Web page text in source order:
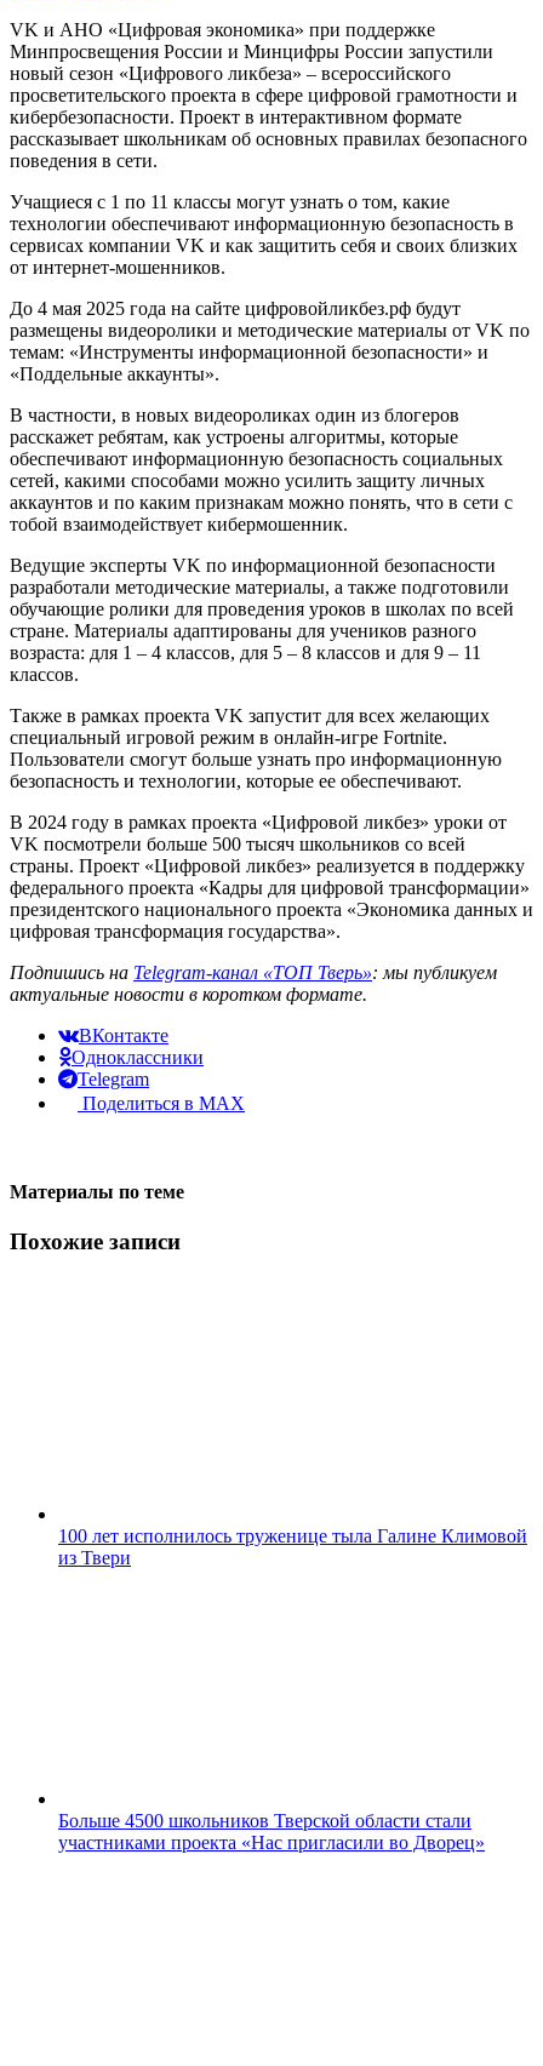
VK и АНО «Цифровая экономика» при поддержке
Минпросвещения России и Минцифры России запустили
новый сезон «Цифрового ликбеза» – всероссийского
просветительского проекта в сфере цифровой грамотности и
кибербезопасности. Проект в интерактивном формате
рассказывает школьникам об основных правилах безопасного
поведения в сети.
Учащиеся с 1 по 11 классы могут узнать о том, какие
технологии обеспечивают информационную безопасность в
сервисах компании VK и как защитить себя и своих близких
от интернет-мошенников.
До 4 мая 2025 года на сайте цифровойликбез.рф будут
размещены видеоролики и методические материалы от VK по
темам: «Инструменты информационной безопасности» и
«Поддельные аккаунты».
В частности, в новых видеороликах один из блогеров
расскажет ребятам, как устроены алгоритмы, которые
обеспечивают информационную безопасность социальных
сетей, какими способами можно усилить защиту личных
аккаунтов и по каким признакам можно понять, что в сети с
тобой взаимодействует кибермошенник.
Ведущие эксперты VK по информационной безопасности
разработали методические материалы, а также подготовили
обучающие ролики для проведения уроков в школах по всей
стране. Материалы адаптированы для учеников разного
возраста: для 1 – 4 классов, для 5 – 8 классов и для 9 – 11
классов.
Также в рамках проекта VK запустит для всех желающих
специальный игровой режим в онлайн-игре Fortnite.
Пользователи смогут больше узнать про информационную
безопасность и технологии, которые ее обеспечивают.
В 2024 году в рамках проекта «Цифровой ликбез» уроки от
VK посмотрели больше 500 тысяч школьников со всей
страны. Проект «Цифровой ликбез» реализуется в поддержку
федерального проекта «Кадры для цифровой трансформации»
президентского национального проекта «Экономика данных и
цифровая трансформация государства».
Подпишись на Telegram-канал «ТОП Тверь»: мы публикуем
актуальные новости в коротком формате.
ВКонтакте
Одноклассники
Telegram
Поделиться в MAX
Материалы по теме
Похожие записи
100 лет исполнилось труженице тыла Галине Климовой
из Твери
Больше 4500 школьников Тверской области стали
участниками проекта «Нас пригласили во Дворец»